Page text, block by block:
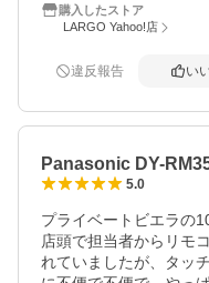
購入したストア
LARGO Yahoo!店
違反報告 い
Panasonic DY-
5.0
プライベートビエラの
店頭で担当者からリモ
れていましたが、タッ